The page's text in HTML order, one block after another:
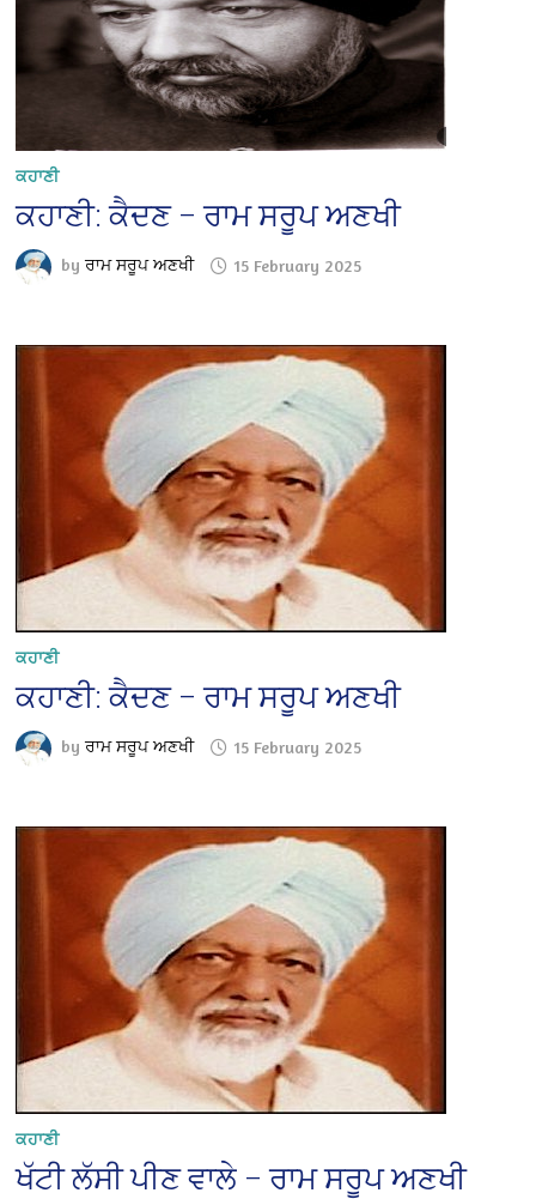
ਕਹਾਣੀ
ਕਹਾਣੀ: ਕੈਦਣ – ਰਾਮ ਸਰੂਪ ਅਣਖੀ
byਰਾਮ ਸਰੂਪ ਅਣਖੀ 15 February 2025
ਕਹਾਣੀ
ਕਹਾਣੀ: ਕੈਦਣ – ਰਾਮ ਸਰੂਪ ਅਣਖੀ
byਰਾਮ ਸਰੂਪ ਅਣਖੀ 15 February 2025
ਕਹਾਣੀ
ਖੱਟੀ ਲੱਸੀ ਪੀਣ ਵਾਲੇ – ਰਾਮ ਸਰੂਪ ਅਣਖੀ